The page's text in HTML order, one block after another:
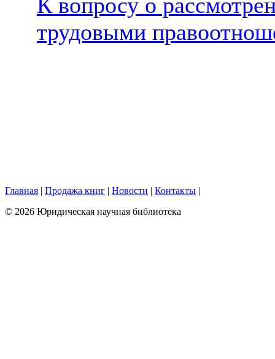
трудовыми
Главная | Продажа книг | Новости | Контакты |
© 2026 Юридическая научная библиотека